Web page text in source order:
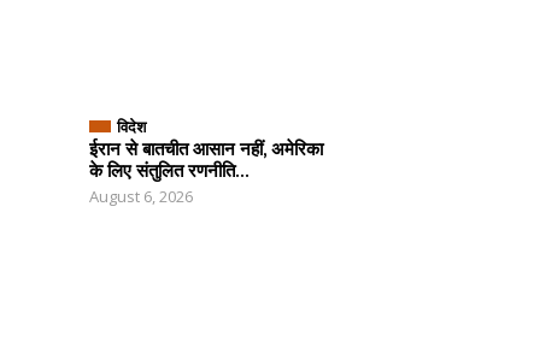
विदेश
ईरान से बातचीत आसान नहीं, अमेरिका
के लिए संतुलित रणनीति...
August 6, 2026